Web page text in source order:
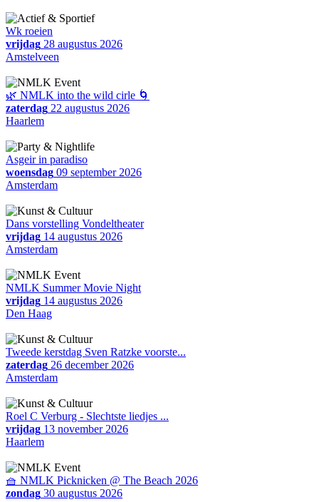
Wk roeien
vrijdag 28 augustus 2026
Amstelveen
🌿 NMLK into the wild cirle 🌀
zaterdag 22 augustus 2026
Haarlem
Asgeir in paradiso
woensdag 09 september 2026
Amsterdam
Dans vorstelling Vondeltheater
vrijdag 14 augustus 2026
Amsterdam
NMLK Summer Movie Night
vrijdag 14 augustus 2026
Den Haag
Tweede kerstdag Sven Ratzke voorste...
zaterdag 26 december 2026
Amsterdam
Roel C Verburg - Slechtste liedjes ...
vrijdag 13 november 2026
Haarlem
🧺 NMLK Picknicken @ The Beach 2026
zondag 30 augustus 2026